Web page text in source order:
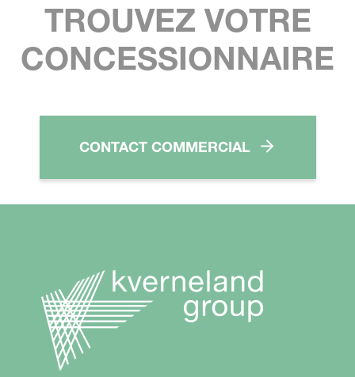
TROUVEZ VOTRE
CONCESSIONNAIRE
CONTACT COMMERCIAL